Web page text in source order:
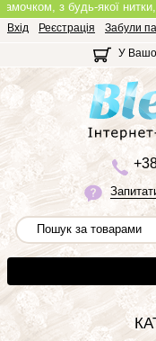
з будь-якої
Вхід Реєстрація
Забули
У
+3